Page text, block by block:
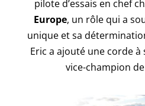
pilote d’essais en chef
Europe, un rôle qui a
unique et sa
Eric a ajouté une corde
vice-champion